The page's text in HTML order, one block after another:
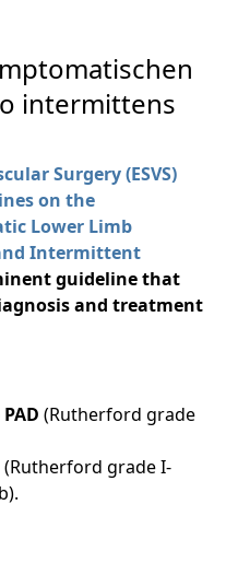
intermittens
Surgery (ESVS)
on the
Lower Limb
Intermittent
guideline that
and treatment
(Rutherford grade
(Rutherford grade I-